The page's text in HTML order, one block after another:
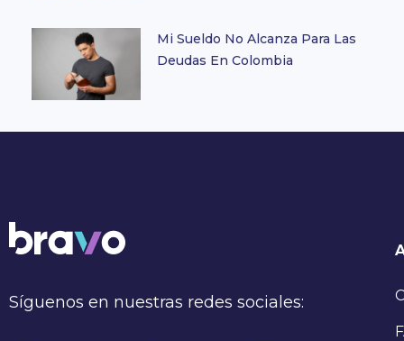
Mi Sueldo No Alcanza Para Las
Deudas En Colombia
Síguenos en nuestras redes sociales: